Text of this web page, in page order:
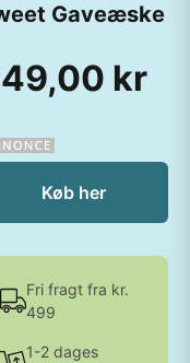
Gaveæske
kr
Køb her
Fri fragt fra kr.
499
1-2 dages